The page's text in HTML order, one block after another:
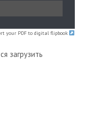
your PDF to digital flipbook
загрузить